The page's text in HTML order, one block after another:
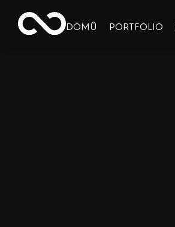
DOMŮ PORTFOLIO